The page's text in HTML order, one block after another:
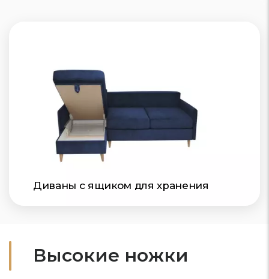
Диваны с ящиком для хранения
Высокие ножки